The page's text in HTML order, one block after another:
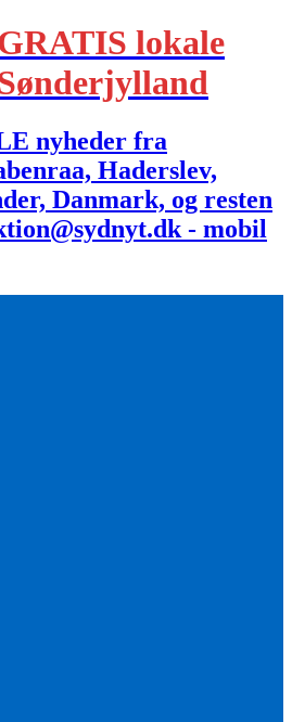
lokale
nyheder fra
Haderslev,
Danmark, og resten
- mobil